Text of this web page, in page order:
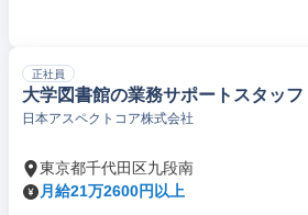
正社員
大学図書館の業務サポートスタッフ
日本アスペクトコア株式会社
東京都千代田区九段南
月給21万2600円以上